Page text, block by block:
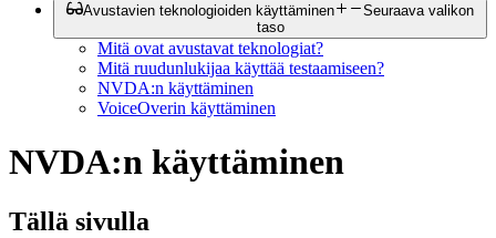
Avustavien teknologioiden käyttäminen
Seuraava valikon
taso
Mitä ovat avustavat teknologiat?
Mitä ruudunlukijaa käyttää testaamiseen?
NVDA:n käyttäminen
VoiceOverin käyttäminen
NVDA:n käyttäminen
Tällä sivulla